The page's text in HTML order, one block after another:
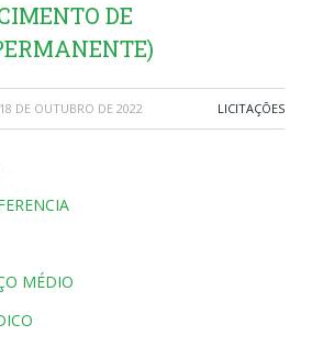
DE
18 DE OUTUBRO DE 2022 LICITAÇÕES
MÉDIO